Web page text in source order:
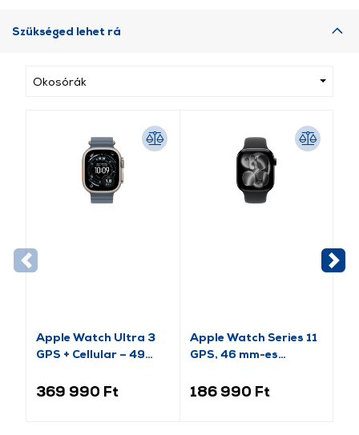
Szükséged lehet rá
Okosórák
Apple Watch Ultra 3
GPS + Cellular – 49
acélkék óceán szíj
369 990 Ft
Apple Watch Series 11
GPS, 46 mm-es
alumíniumtok, fekete
186 990 Ft